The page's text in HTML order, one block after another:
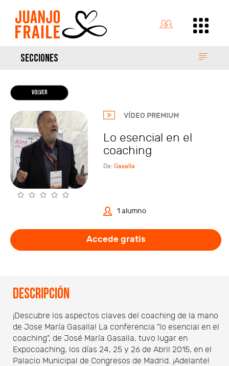
SECCIONES
VOLVER
VÍDEO PREMIUM
Lo esencial en el
coaching
De: Gasalla
1 alumno
Accede gratis
Descripción
¡Descubre los aspectos claves del coaching de la mano
de Jose María Gasalla! La conferencia "lo esencial en el
coaching", de José María Gasalla, tuvo lugar en
Expocoaching, los días 24, 25 y 26 de Abril 2015, en el
Palacio Municipal de Congresos de Madrid. ¡Adelante!